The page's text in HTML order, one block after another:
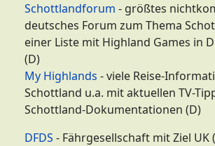
Schottlandforum - größtes
deutsches Forum zum Thema
einer Liste mit Highland Games in
(D)
My Highlands - viele Reise-
Schottland u.a. mit aktuellen TV-
Schottland-Dokumentationen (D)
DFDS - Fährgesellschaft mit Ziel UK